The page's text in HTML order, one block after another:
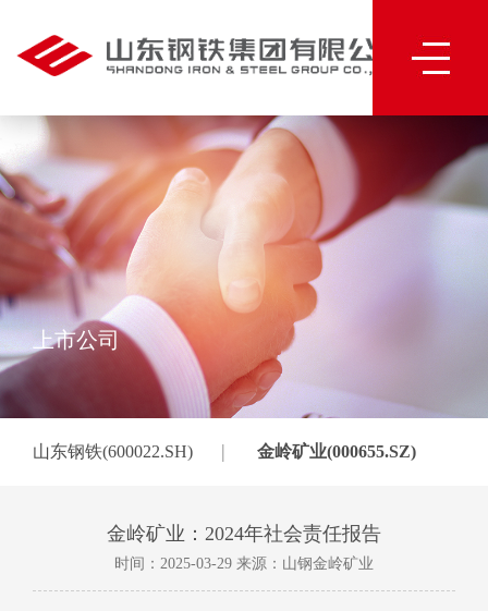
上市公司
山东钢铁(600022.SH) | 金岭矿业(000655.SZ)
金岭矿业：2024年社会责任报告
时间：2025-03-29 来源：山钢金岭矿业